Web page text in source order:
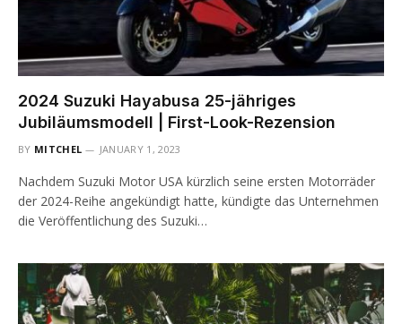
2024 Suzuki Hayabusa 25-jähriges
Jubiläumsmodell | First-Look-Rezension
BY MITCHEL JANUARY 1, 2023
Nachdem Suzuki Motor USA kürzlich seine ersten Motorräder
der 2024-Reihe angekündigt hatte, kündigte das Unternehmen
die Veröffentlichung des Suzuki…